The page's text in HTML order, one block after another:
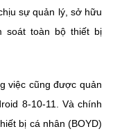
sự quản lý, sở hữu
soát toàn bộ thiết bị
việc cũng được quản
8-10-11. Và chính
bị cá nhân (BOYD)